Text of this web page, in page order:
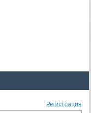
Регистрация